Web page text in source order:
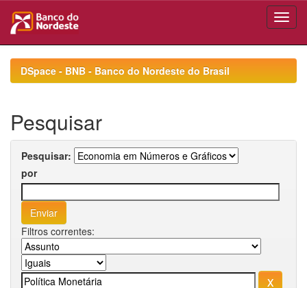
navigationDSpace - BNB - Banco do Nordeste do Brasil
Pesquisar
Pesquisar:
por
Filtros correntes: